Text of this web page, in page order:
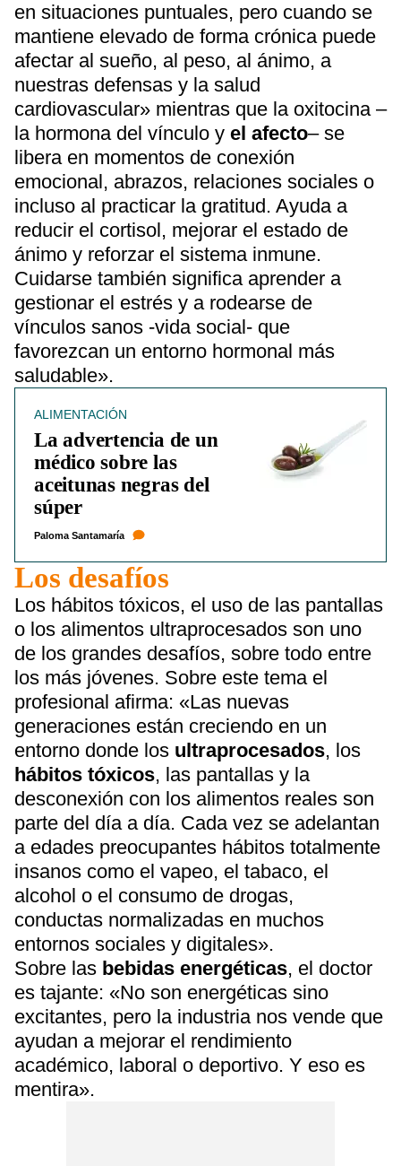
en situaciones puntuales, pero cuando se
mantiene elevado de forma crónica puede
afectar al sueño, al peso, al ánimo, a
nuestras defensas y la salud
cardiovascular» mientras que la oxitocina –
la hormona del vínculo y el afecto– se
libera en momentos de conexión
emocional, abrazos, relaciones sociales o
incluso al practicar la gratitud. Ayuda a
reducir el cortisol, mejorar el estado de
ánimo y reforzar el sistema inmune.
Cuidarse también significa aprender a
gestionar el estrés y a rodearse de
vínculos sanos -vida social- que
favorezcan un entorno hormonal más
saludable».
ALIMENTACIÓN
La advertencia de un
médico sobre las
aceitunas negras del
súper
Paloma Santamaría
Los desafíos
Los hábitos tóxicos, el uso de las pantallas
o los alimentos ultraprocesados son uno
de los grandes desafíos, sobre todo entre
los más jóvenes. Sobre este tema el
profesional afirma: «Las nuevas
generaciones están creciendo en un
entorno donde los ultraprocesados, los
hábitos tóxicos, las pantallas y la
desconexión con los alimentos reales son
parte del día a día. Cada vez se adelantan
a edades preocupantes hábitos totalmente
insanos como el vapeo, el tabaco, el
alcohol o el consumo de drogas,
conductas normalizadas en muchos
entornos sociales y digitales».
Sobre las bebidas energéticas, el doctor
es tajante: «No son energéticas sino
excitantes, pero la industria nos vende que
ayudan a mejorar el rendimiento
académico, laboral o deportivo. Y eso es
mentira».